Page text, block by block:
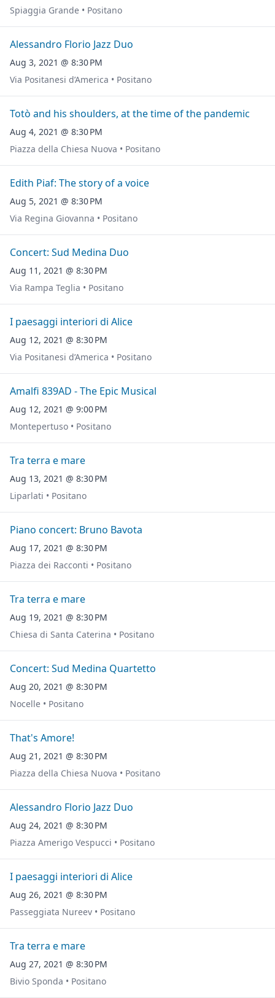
Spiaggia Grande • Positano
Alessandro Florio Jazz Duo
Aug 3, 2021 @ 8:30 PM
Via Positanesi d’America • Positano
Totò and his shoulders, at the time of the pandemic
Aug 4, 2021 @ 8:30 PM
Piazza della Chiesa Nuova • Positano
Edith Piaf: The story of a voice
Aug 5, 2021 @ 8:30 PM
Via Regina Giovanna • Positano
Concert: Sud Medina Duo
Aug 11, 2021 @ 8:30 PM
Via Rampa Teglia • Positano
I paesaggi interiori di Alice
Aug 12, 2021 @ 8:30 PM
Via Positanesi d’America • Positano
Amalfi 839AD - The Epic Musical
Aug 12, 2021 @ 9:00 PM
Montepertuso • Positano
Tra terra e mare
Aug 13, 2021 @ 8:30 PM
Liparlati • Positano
Piano concert: Bruno Bavota
Aug 17, 2021 @ 8:30 PM
Piazza dei Racconti • Positano
Tra terra e mare
Aug 19, 2021 @ 8:30 PM
Chiesa di Santa Caterina • Positano
Concert: Sud Medina Quartetto
Aug 20, 2021 @ 8:30 PM
Nocelle • Positano
That's Amore!
Aug 21, 2021 @ 8:30 PM
Piazza della Chiesa Nuova • Positano
Alessandro Florio Jazz Duo
Aug 24, 2021 @ 8:30 PM
Piazza Amerigo Vespucci • Positano
I paesaggi interiori di Alice
Aug 26, 2021 @ 8:30 PM
Passeggiata Nureev • Positano
Tra terra e mare
Aug 27, 2021 @ 8:30 PM
Bivio Sponda • Positano